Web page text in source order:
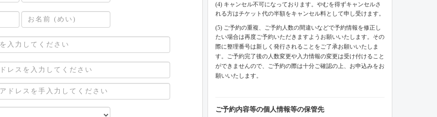
(4) キャンセル不可になっております。やむを得ずキャンセルさ
れる方はチケット代の半額をキャンセル料として申し受けます。
(5) ご予約の重複、ご予約人数の間違いなどで予約情報を修正し
たい場合は再度ご予約いただきますようお願いいたします。その
際に整理番号は新しく発行されることをご了承お願いいたしま
す。ご予約完了後の人数変更や入力情報の変更は受け付けること
ができませんので、ご予約の際は十分ご確認の上、お申込みをお
願いいたします。
ご予約内容等の個人情報等の保管先